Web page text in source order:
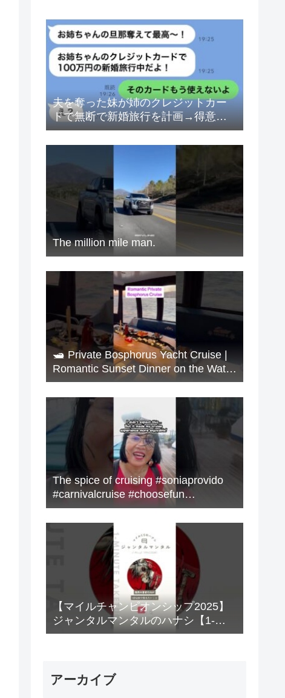
夫を奪った妹が姉のクレジットカー
ドで無断で新婚旅行を計画→得意げ
な妹に「カードは解約したから」と
伝えた時の反応が…ｗ
The million mile man.
🛥️ Private Bosphorus Yacht Cruise |
Romantic Sunset Dinner on the Water
🇹🇷✨
The spice of cruising #soniaprovido
#carnivalcruise #choosefun
#adventure #cruise #fun
【マイルチャンピオンシップ2025】
ジャンタルマンタルのハナシ【1-
MINUTE】#競馬
アーカイブ